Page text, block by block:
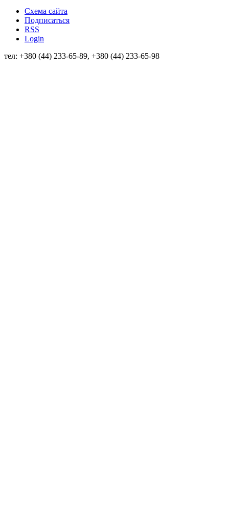
Схема сайта
Подписаться
RSS
Login
тел: +380 (44) 233-65-89, +380 (44) 233-65-98